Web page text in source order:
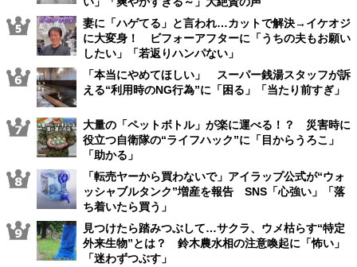
妻に「ハゲてる」と言われ…カットで解決→イケオジ
に大変身！ ビフォーアフターに「うちの夫もお願い
したい」「若返りハンパない」
「本当にやめてほしい」 スーパー銭湯スタッフが訴
える“利用時のNG行為”に「困る」「当たり前すぎ」
大量の「ペットボトル」が楽に運べる！？ 災害時に
役立つ自衛隊の“ライフハック”に「目からうろこ」
「助かる」
「転売ヤーから買わないで」アイラップ公式が“ウォ
ッシャブルタンク”増産を報告 SNS「心強い」「落
ち着いたら買う」
見つけたら踏みつぶして…サクラ、ウメ枯らす“特定
外来生物”とは？ 鈴木農水相の注意喚起に「怖い」
「迷わずつぶす」